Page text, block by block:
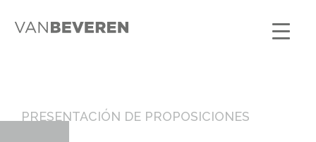
PRESENTACIÓN DE PROPOSICIONES